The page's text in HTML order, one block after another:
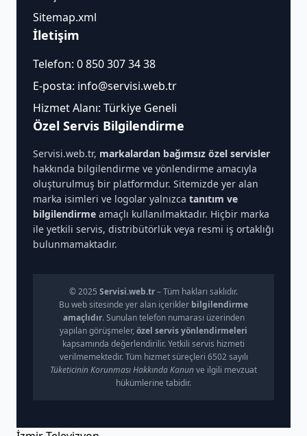
Sitemap.xml
İletişim
Telefon: 0 850 307 34 38
E-posta: info@servisi.web.tr
Hizmet Alanı: Türkiye Geneli
Özel Servis Bilgilendirme
Servisi.web.tr, markalardan bağımsız özel servisler
hakkında bilgilendirme ve yönlendirme amacıyla
oluşturulmuş bir platformdur. Sitemizde yer alan
marka isimleri ve logolar yalnızca tanıtım ve
bilgilendirme amaçlı kullanılmaktadır. Hiçbir marka
ile yetkili servis, distribütörlük veya resmi iş ortaklığı
bulunmamaktadır.
© 2025 Servisi.web.tr– Tüm hakları saklıdır.
Bu web sitesinde yer alan içerikler bilgilendirme
amaçlıdır. Sunulan telefon numarası üzerinden
yapılan görüşmeler, özel servis yönlendirmeleri
kapsamında değerlendirilir. Yetkili servis hizmeti
verilmemektedir. Tüm hizmet süreçleri 6502 sayılı
Tüketicinin Korunması Hakkında Kanunve ilgili mevzuat
hükümlerine tabidir.